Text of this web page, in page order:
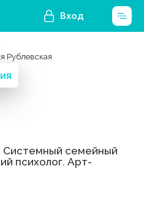
Вход
Рублевская
Системный семейный
психолог. Арт-